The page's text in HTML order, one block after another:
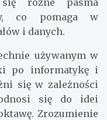
co pomaga w
i danych.
używanym w
po informatykę i
się w zależności
się do idei
Zrozumienie